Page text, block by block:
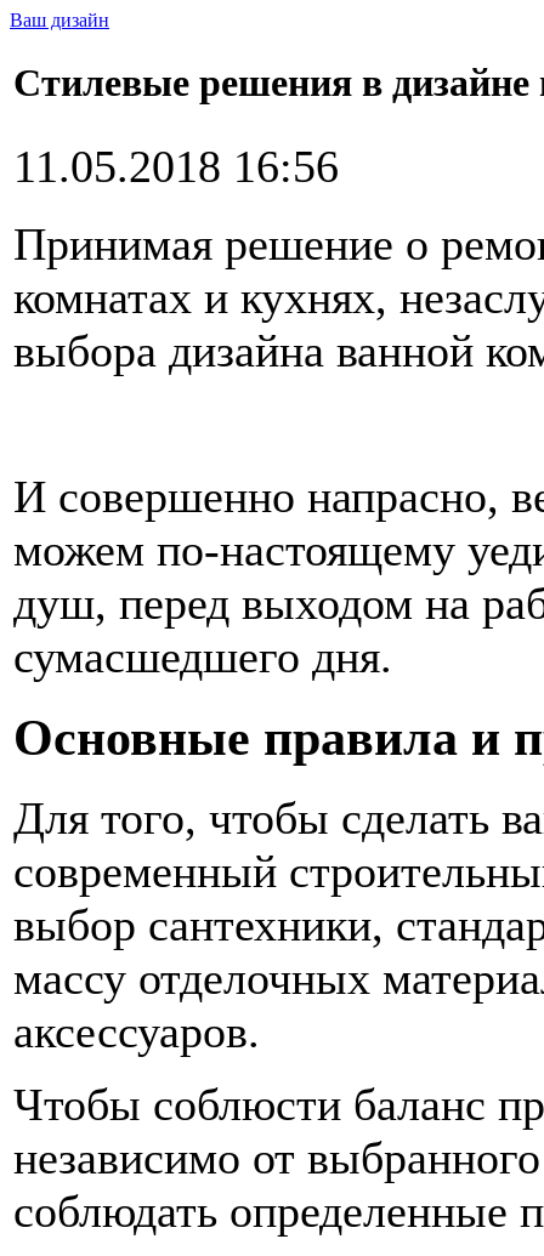
Ваш дизайн
Стилевые решения в
11.05.2018 16:56
Принимая решение о
комнатах и кухнях,
выбора дизайна ванной
И совершенно напрасно,
можем по-настоящему
душ, перед выходом на
сумасшедшего дня.
Основные правила и
Для того, чтобы сделать
современный
выбор сантехники,
массу отделочных
аксессуаров.
Чтобы соблюсти баланс
независимо от
соблюдать определенные